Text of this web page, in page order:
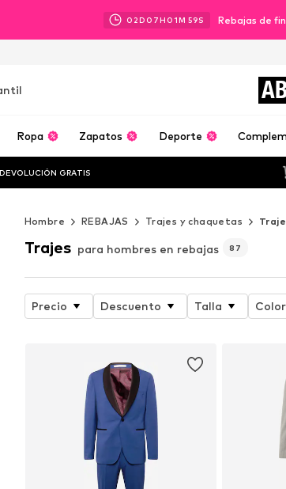
02D 07H 01M 58S Rebajas de
Ropa Zapatos Deporte
GRATIS
Hombre REBAJAS Trajes y chaquetas
Trajes para hombres en rebajas 87
Precio Descuento Talla Color